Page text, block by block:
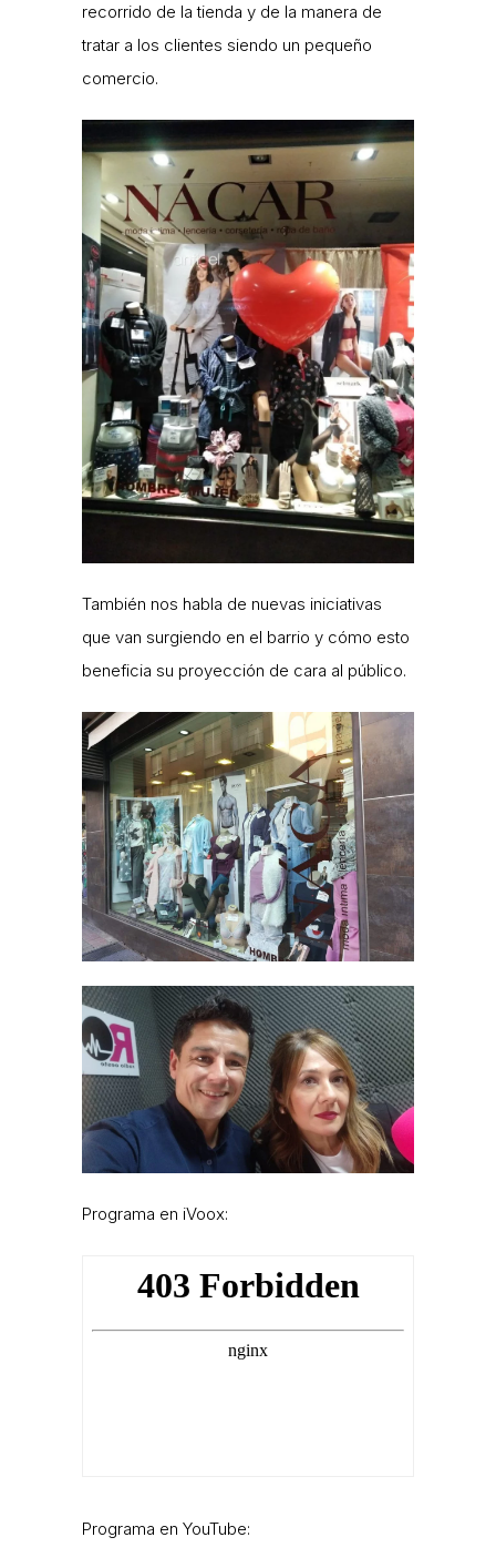
recorrido de la tienda y de la manera de
tratar a los clientes siendo un pequeño
comercio.
También nos habla de nuevas iniciativas
que van surgiendo en el barrio y cómo esto
beneficia su proyección de cara al público.
Programa en iVoox:
Programa en YouTube: